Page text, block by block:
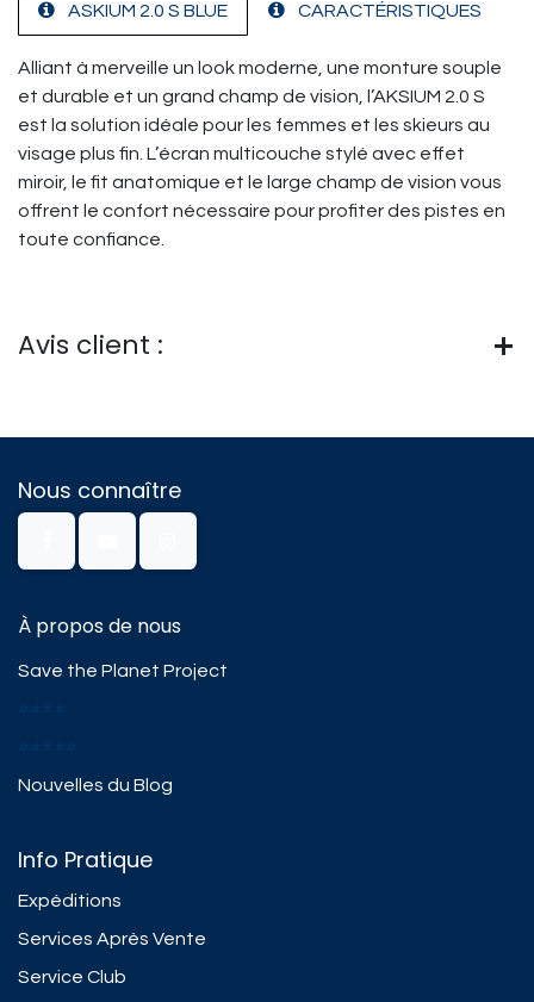
ASKIUM 2.0 S BLUE CARACTÉRISTIQUES
Alliant à merveille un look moderne, une monture souple
et durable et un grand champ de vision, l’AKSIUM 2.0 S
est la solution idéale pour les femmes et les skieurs au
visage plus fin. L’écran multicouche stylé avec effet
miroir, le fit anatomique et le large champ de vision vous
offrent le confort nécessaire pour profiter des pistes en
toute confiance.
Avis client :
Nous connaître
À propos de nous
Save the Planet Project
####
#####
Nouvelles du Blog
Info Pratique
Expéditions
Services Après Vente
Service Club